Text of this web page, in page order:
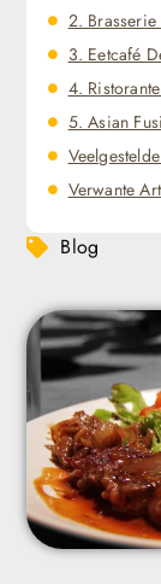
2.
3. Eetcafé
4.
5. Asian
Verwante
Blog